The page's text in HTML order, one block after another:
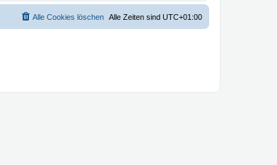
Alle Zeiten sind UTC+01:00
Alle Cookies löschen